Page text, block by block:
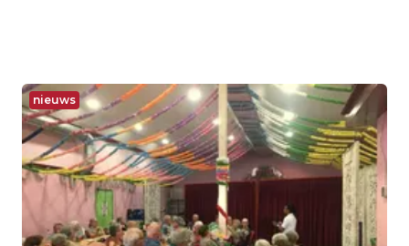
nieuws